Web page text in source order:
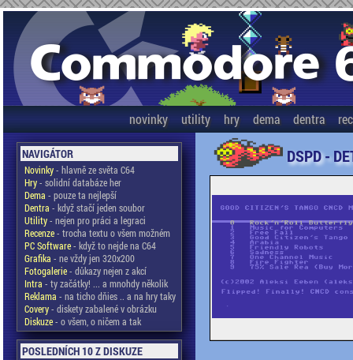
novinky utility hry dema dentra
NAVIGÁTOR
Novinky- hlavně ze světa C64
Hry- solidní databáze her
Dema - pouze ta nejlepší
Dentra - když stačí jeden soubor
Utility- nejen pro práci a legraci
Recenze- trocha textu o všem možném
PC Software- když to nejde na C64
Grafika - ne vždy jen 320x200
Fotogalerie- důkazy nejen z akcí
Intra - ty začátky! ... a mnohdy několik
Reklama - na ticho dňies .. a na hry taky
Covery- diskety zabalené v obrázku
Diskuze- o všem, o ničem a tak
POSLEDNÍCH 10 Z DISKUZE
DSPD -